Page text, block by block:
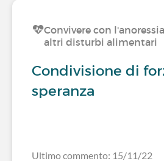
Convivere con
altri disturbi alimentari
Condivisione di
speranza
Ultimo commento: 15/11/22